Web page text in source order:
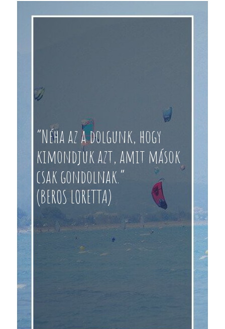
“Néha az a dolgunk, hogy
kimondjuk azt, amit mások
csak gondolnak.”
(BEROS LORETTA)